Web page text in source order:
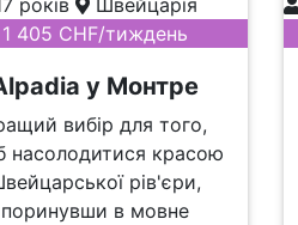
1 405 CHF/тиждень
у Монтре
вибір для того,
насолодитися красою
рів'єри,
поринувши в мовне